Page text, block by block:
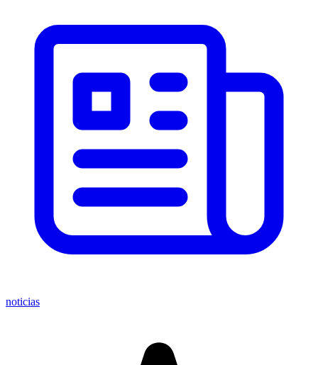
noticias